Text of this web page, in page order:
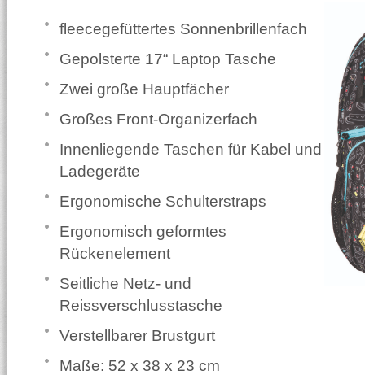
fleecegefüttertes Sonnenbrillenfach
Gepolsterte 17“ Laptop Tasche
Zwei große Hauptfächer
Großes Front-Organizerfach
Innenliegende Taschen für Kabel und
Ladegeräte
Ergonomische Schulterstraps
Ergonomisch geformtes
Rückenelement
Seitliche Netz- und
Reissverschlusstasche
Verstellbarer Brustgurt
Maße: 52 x 38 x 23 cm